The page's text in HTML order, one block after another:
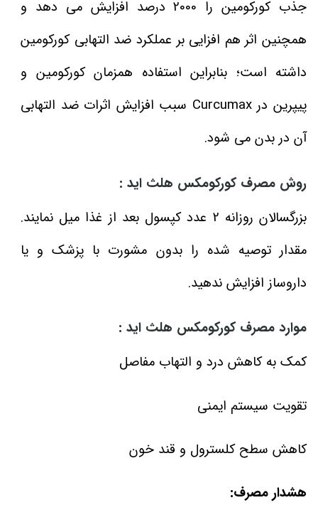
جذب کورکومین را 2000 درصد افزایش می دهد و
همچنین اثر هم افزایی بر عملکرد ضد التهابی کورکومین
داشته است؛ بنابراین استفاده همزمان کورکومین و
پیپرین در Curcumax سبب افزایش اثرات ضد التهابی
آن در بدن می شود.
روش مصرف کورکومکس هلث اید :
بزرگسالان روزانه 2 عدد کپسول بعد از غذا میل نمایند.
مقدار توصیه شده را بدون مشورت با پزشک و یا
داروساز افزایش ندهید.
موارد مصرف کورکومکس هلث اید :
کمک به کاهش درد و التهاب مفاصل
تقویت سیستم ایمنی
کاهش سطح کلسترول و قند خون
هشدار مصرف: